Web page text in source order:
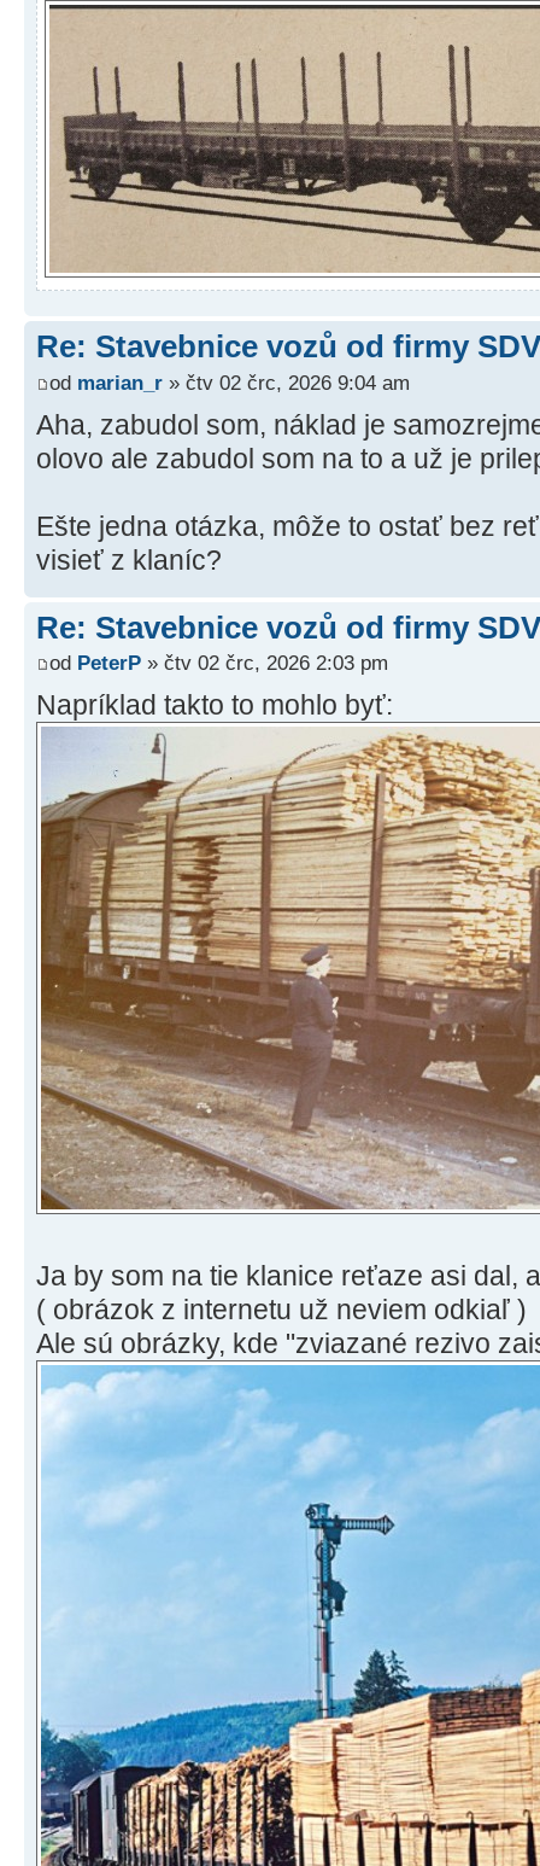
Re: Stavebnice vozů od firmy
od marian_r » čtv 02 črc, 2026 9:04 am
Aha, zabudol som, náklad je
olovo ale zabudol som na to a už je
Ešte jedna otázka, môže to ostať bez
visieť z klaníc?
Re: Stavebnice vozů od firmy
od PeterP » čtv 02 črc, 2026 2:03 pm
Napríklad takto to mohlo byť:
Ja by som na tie klanice reťaze asi dal,
( obrázok z internetu už neviem odkiaľ )
Ale sú obrázky, kde "zviazané rezivo